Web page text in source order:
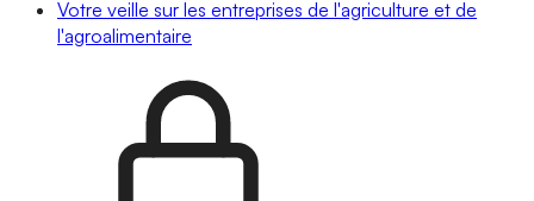
Votre veille sur les entreprises de l'agriculture et de
l'agroalimentaire